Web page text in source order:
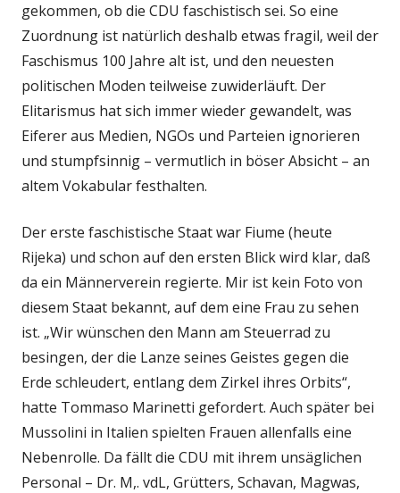
gekommen, ob die CDU faschistisch sei. So eine
Zuordnung ist natürlich deshalb etwas fragil, weil der
Faschismus 100 Jahre alt ist, und den neuesten
politischen Moden teilweise zuwiderläuft. Der
Elitarismus hat sich immer wieder gewandelt, was
Eiferer aus Medien, NGOs und Parteien ignorieren
und stumpfsinnig – vermutlich in böser Absicht – an
altem Vokabular festhalten.
Der erste faschistische Staat war Fiume (heute
Rijeka) und schon auf den ersten Blick wird klar, daß
da ein Männerverein regierte. Mir ist kein Foto von
diesem Staat bekannt, auf dem eine Frau zu sehen
ist. „Wir wünschen den Mann am Steuerrad zu
besingen, der die Lanze seines Geistes gegen die
Erde schleudert, entlang dem Zirkel ihres Orbits“,
hatte Tommaso Marinetti gefordert. Auch später bei
Mussolini in Italien spielten Frauen allenfalls eine
Nebenrolle. Da fällt die CDU mit ihrem unsäglichen
Personal – Dr. M,. vdL, Grütters, Schavan, Magwas,